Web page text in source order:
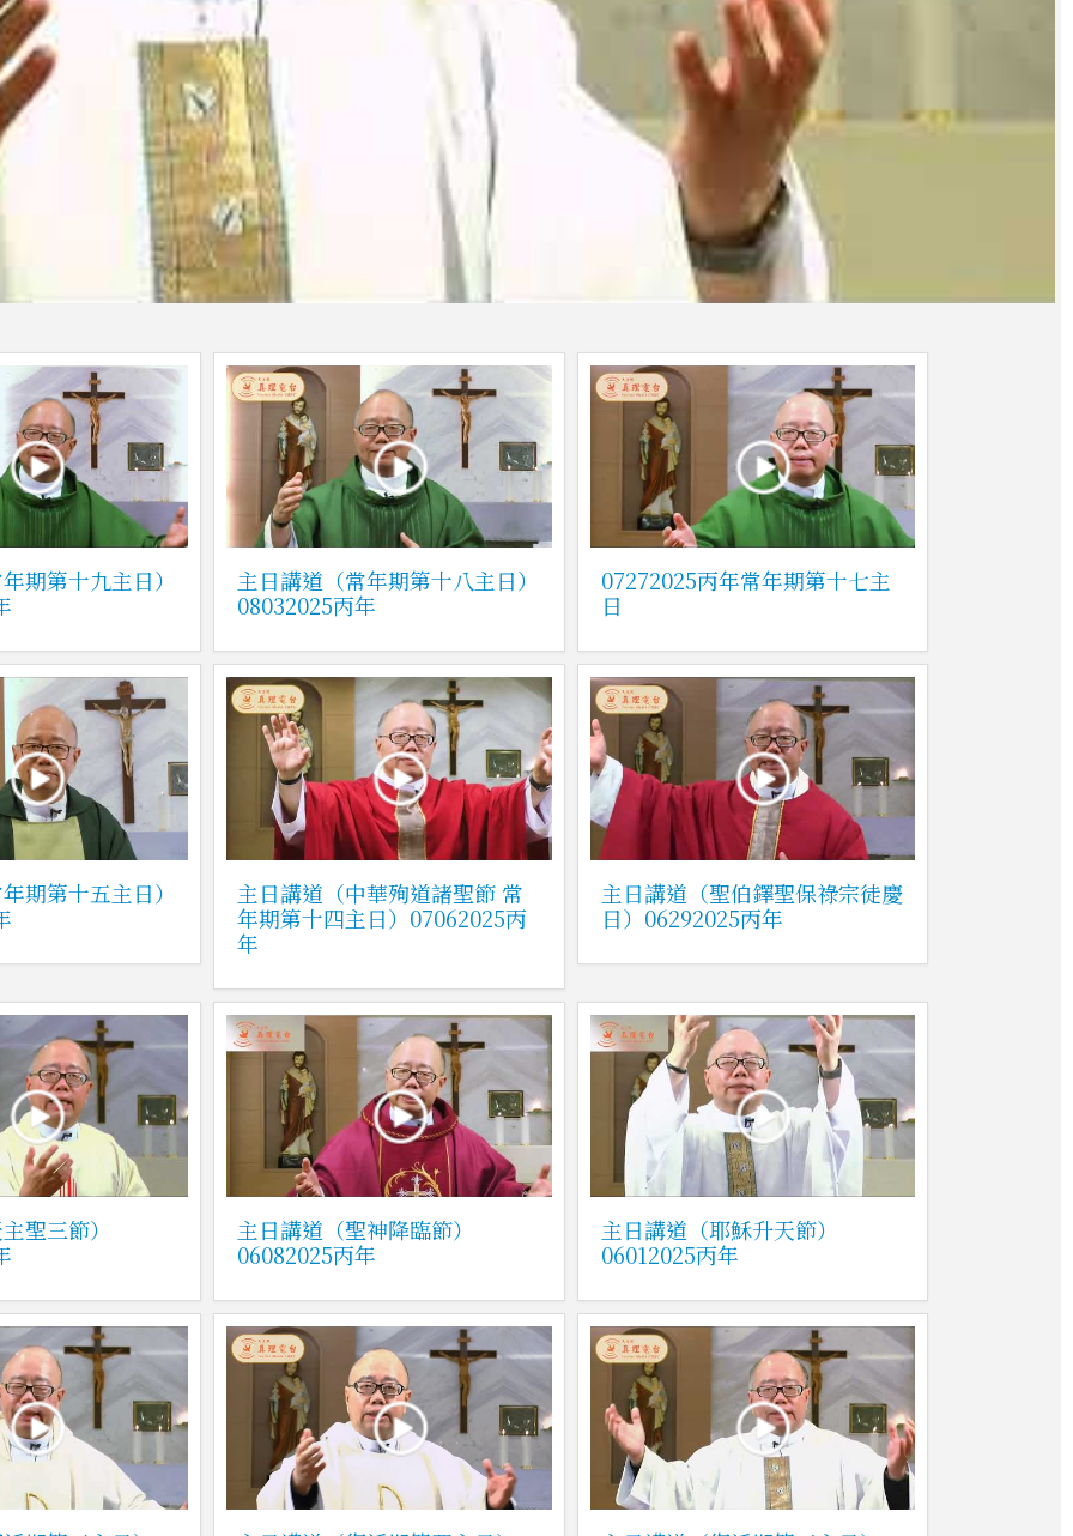
期第十九主日）
主日講道（常年期第十八主日）
08032025丙年
07272025丙年常年期第十七主
日
期第十五主日）
主日講道（中華殉道諸聖節 常
年期第十四主日）07062025丙
年
主日講道（聖伯鐸聖保祿宗徒慶
日）06292025丙年
聖三節）
主日講道（聖神降臨節）
06082025丙年
主日講道（耶穌升天節）
06012025丙年